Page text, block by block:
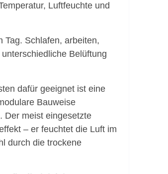
Luftfeuchte und
Tag. Schlafen, arbeiten,
Belüftung
dafür geeignet ist eine
Bauweise
Der meist eingesetzte
– er feuchtet die Luft im
durch die trockene